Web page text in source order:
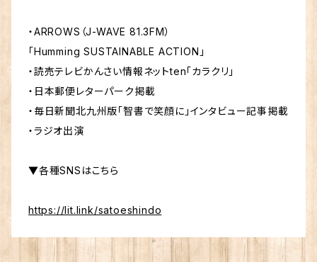
・ARROWS（J-WAVE 81.3FM）
「Humming SUSTAINABLE ACTION」
・読売テレビかんさい情報ネットten「カラクリ」
・日本郵便レターパーク掲載
・毎日新聞北九州版「智書で笑顔に」インタビュー記事掲載
・ラジオ出演
▼各種SNSはこちら
https://lit.link/satoeshindo